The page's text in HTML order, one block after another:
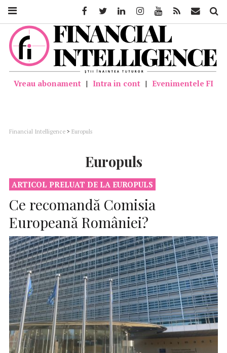
Vreau abonament | Intra in cont | Evenimentele FI
Financial Intelligence > Europuls
Europuls
ARTICOL PRELUAT DE LA EUROPULS
Ce recomandă Comisia
Europeană României?
FacebookTwitter LinkedinInstagramYoutube Feed Mail